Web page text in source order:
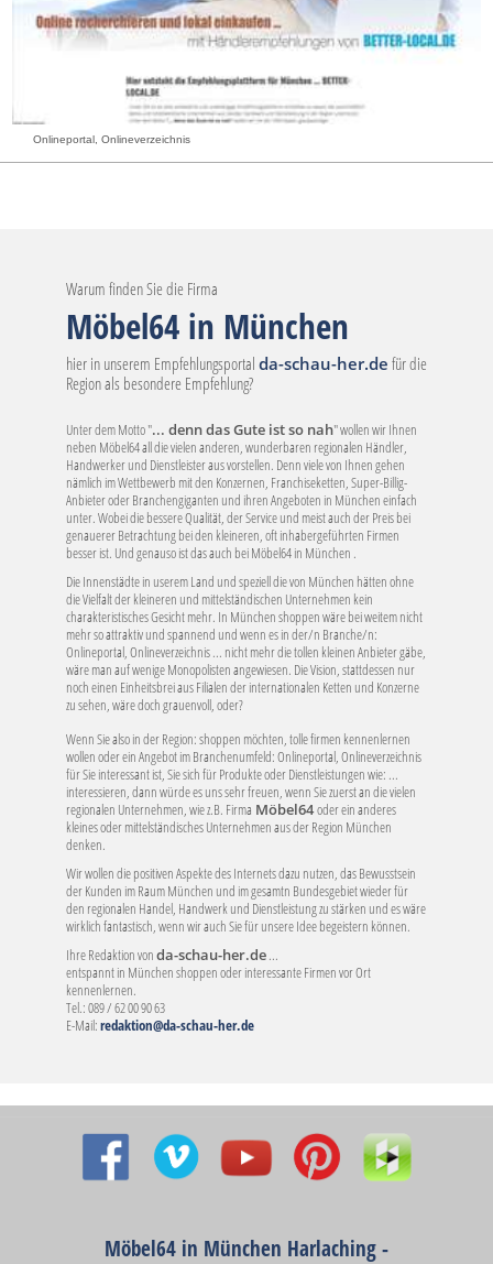
Onlineportal, Onlineverzeichnis
Warum finden Sie die Firma
Möbel64 in München
hier in unserem Empfehlungsportalda-schau-her.defür die
Region als besondere Empfehlung?
Unter dem Motto "... denn das Gute ist so nah" wollen wir Ihnen
neben Möbel64 all die vielen anderen, wunderbaren regionalen Händler,
Handwerker und Dienstleister aus vorstellen. Denn viele von Ihnen gehen
nämlich im Wettbewerb mit den Konzernen, Franchiseketten, Super-Billig-
Anbieter oder Branchengiganten und ihren Angeboten in München einfach
unter. Wobei die bessere Qualität, der Service und meist auch der Preis bei
genauerer Betrachtung bei den kleineren, oft inhabergeführten Firmen
besser ist. Und genauso ist das auch bei Möbel64 in München .
Die Innenstädte in userem Land und speziell die von München hätten ohne
die Vielfalt der kleineren und mittelständischen Unternehmen kein
charakteristisches Gesicht mehr. In München shoppen wäre bei weitem nicht
mehr so attraktiv und spannend und wenn es in der/n Branche/n:
Onlineportal, Onlineverzeichnis ... nicht mehr die tollen kleinen Anbieter gäbe,
wäre man auf wenige Monopolisten angewiesen. Die Vision, stattdessen nur
noch einen Einheitsbrei aus Filialen der internationalen Ketten und Konzerne
zu sehen, wäre doch grauenvoll, oder?
Wenn Sie also in der Region: shoppen möchten, tolle firmen kennenlernen
wollen oder ein Angebot im Branchenumfeld: Onlineportal, Onlineverzeichnis
für Sie interessant ist, Sie sich für Produkte oder Dienstleistungen wie: ...
interessieren, dann würde es uns sehr freuen, wenn Sie zuerst an die vielen
regionalen Unternehmen, wie z.B. Firma Möbel64oder ein anderes
kleines oder mittelständisches Unternehmen aus der Region München
denken.
Wir wollen die positiven Aspekte des Internets dazu nutzen, das Bewusstsein
der Kunden im Raum München und im gesamtn Bundesgebiet wieder für
den regionalen Handel, Handwerk und Dienstleistung zu stärken und es wäre
wirklich fantastisch, wenn wir auch Sie für unsere Idee begeistern können.
Ihre Redaktion vonda-schau-her.de...
entspannt in München shoppen oder interessante Firmen vor Ort
kennenlernen.
Tel.: 089 / 62 00 90 63
E-Mail:redaktion@da-schau-her.de
Möbel64 in München Harlaching -